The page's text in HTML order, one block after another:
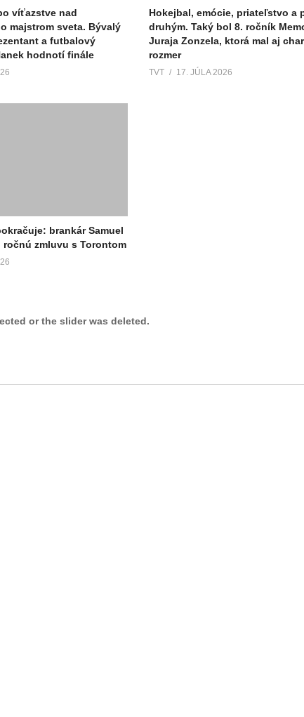
víťazstve nad
majstrom sveta. Bývalý
a futbalový
hodnotí finále
Hokejbal, emócie, priateľstvo a
druhým. Taký bol 8. ročník
Juraja Zonzela, ktorá mal aj
rozmer
TVT 17. JÚLA 2026
brankár Samuel
ročnú zmluvu s Torontom
or the slider was deleted.